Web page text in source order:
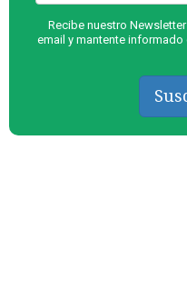
Recibe nuestro
email y mantente